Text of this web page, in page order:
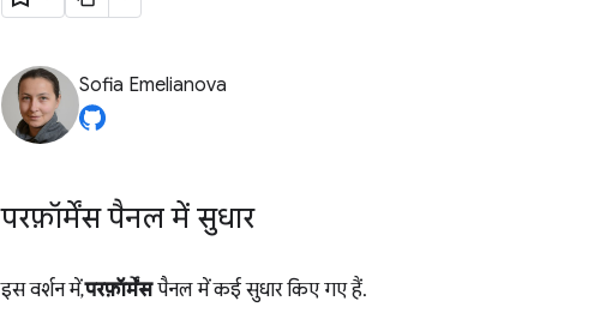
Sofia Emelianova
परफ़ॉर्मेंस पैनल में सुधार
इस वर्शन में,परफ़ॉर्मेंसपैनल में कई सुधार किए गए हैं.